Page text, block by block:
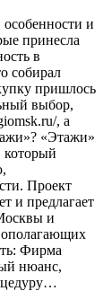
и
принесла
в
собирал
пришлось
выбор,
, а
«Этажи»
который
Проект
и предлагает
и
Фирма
нюанс,